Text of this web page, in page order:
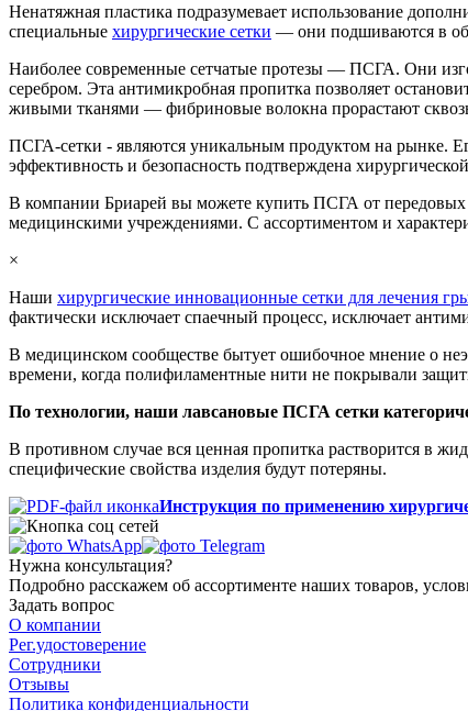
Ненатяжная пластика подразумевает использование
специальные хирургические сетки — они подшиваются в
Наиболее современные сетчатые протезы — ПСГА. Они
серебром. Эта антимикробная пропитка позволяет
живыми тканями — фибриновые волокна прорастают
ПСГА-сетки - являются уникальным продуктом на рынке.
эффективность и безопасность подтверждена
В компании Бриарей вы можете купить ПСГА от передовых
медицинскими учреждениями. С ассортиментом и
×
Наши хирургические инновационные сетки для лечения
фактически исключает спаечный процесс, исключает
В медицинском сообществе бытует ошибочное мнение о
времени, когда полифиламентные нити не покрывали
По технологии, наши лавсановые ПСГА сетки
В противном случае вся ценная пропитка растворится в
специфические свойства изделия будут потеряны.
Инструкция по применению
Нужна консультация?
Подробно расскажем об ассортименте наших товаров,
Задать вопрос
О компании
Рег.удостоверение
Сотрудники
Отзывы
Политика конфиденциальности